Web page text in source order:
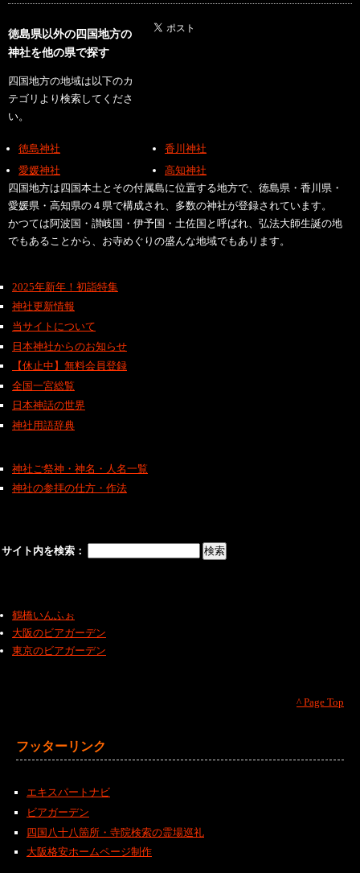
徳島県以外の四国地方の
神社を他の県で探す
四国地方の地域は以下のカ
テゴリより検索してくださ
い。
徳島神社
香川神社
愛媛神社
高知神社
四国地方は四国本土とその付属島に位置する地方で、徳島県・香川県・
愛媛県・高知県の４県で構成され、多数の神社が登録されています。
かつては阿波国・讃岐国・伊予国・土佐国と呼ばれ、弘法大師生誕の地
でもあることから、お寺めぐりの盛んな地域でもあります。
2025年新年！初詣特集
神社更新情報
当サイトについて
日本神社からのお知らせ
【休止中】無料会員登録
全国一宮総覧
日本神話の世界
神社用語辞典
神社ご祭神・神名・人名一覧
神社の参拝の仕方・作法
サイト内を検索：
鶴橋いんふぉ
大阪のビアガーデン
東京のビアガーデン
^ Page Top
フッターリンク
エキスパートナビ
ビアガーデン
四国八十八箇所・寺院検索の霊場巡礼
大阪格安ホームページ制作